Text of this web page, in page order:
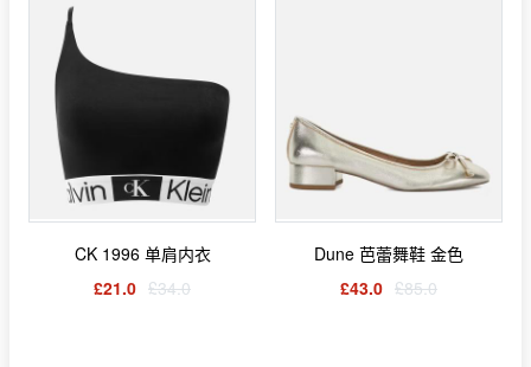
CK 1996 单肩内衣
£21.0 £34.0
Dune 芭蕾舞鞋 金色
£43.0 £85.0